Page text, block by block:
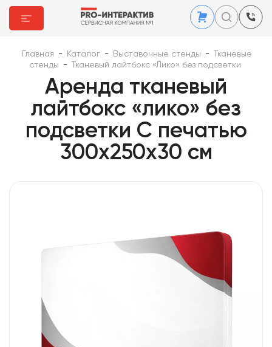
Главная - Каталог - Выставочные стенды -
Тканевые
стенды
- Тканевый лайтбокс «Лико» без подсветки
Аренда тканевый
лайтбокс «лико» без
подсветки С печатью
300x250x30 см